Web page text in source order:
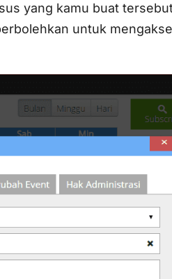
yang kamu buat
untuk